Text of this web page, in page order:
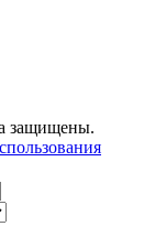
защищены.